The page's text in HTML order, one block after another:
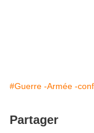
#Guerre -Armée -
Partager